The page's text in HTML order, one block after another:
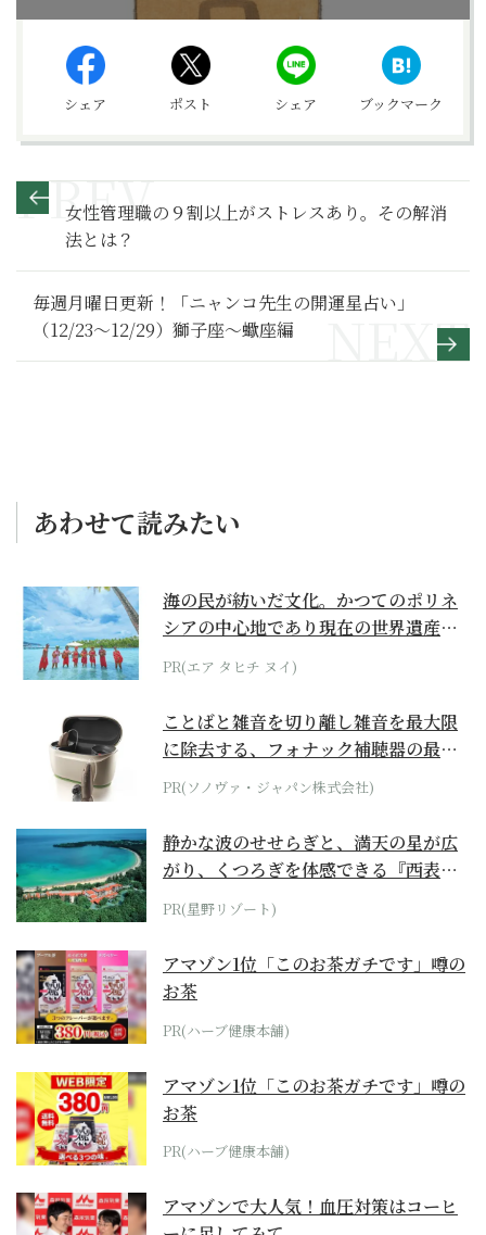
シェア ポスト シェア ブックマーク
女性管理職の９割以上がストレスあり。その解消
法とは？
毎週月曜日更新！「ニャンコ先生の開運星占い」
（12/23～12/29）獅子座～蠍座編
あわせて読みたい
海の民が紡いだ文化。かつてのポリネ
シアの中心地であり現在の世界遺産か
らみえてくる...
PR(エア タヒチ ヌイ)
ことばと雑音を切り離し雑音を最大限
に除去する、フォナック補聴器の最上
位モデル
PR(ソノヴァ・ジャパン株式会社)
静かな波のせせらぎと、満天の星が広
がり、くつろぎを体感できる『西表島
ホテル by...
PR(星野リゾート)
アマゾン1位「このお茶ガチです」噂の
お茶
PR(ハーブ健康本舗)
アマゾン1位「このお茶ガチです」噂の
お茶
PR(ハーブ健康本舗)
アマゾンで大人気！血圧対策はコーヒ